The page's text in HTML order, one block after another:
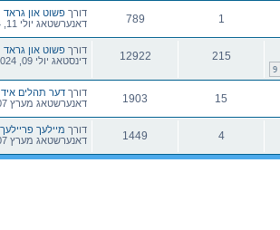
1
789 דורך פשוט און גראד
דאנערשטאג יולי 11, 2024 5:10 pm
9
215
12922 דורך פשוט און גראד
דינסטאג יולי 09, 2024 5:35 pm
15
1903 דורך דער תהלים איד
דאנערשטאג מערץ 07, 2024 6:22 pm
4
1449 דורך מיילעך פריילעך
דאנערשטאג מערץ 07, 2024 5:42 pm